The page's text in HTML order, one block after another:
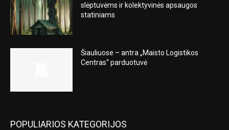
slėptuvėms ir kolektyvinės apsaugos
statiniams
Šiauliuose – antra „Maisto Logistikos
Centras“ parduotuvė
POPULIARIOS KATEGORIJOS